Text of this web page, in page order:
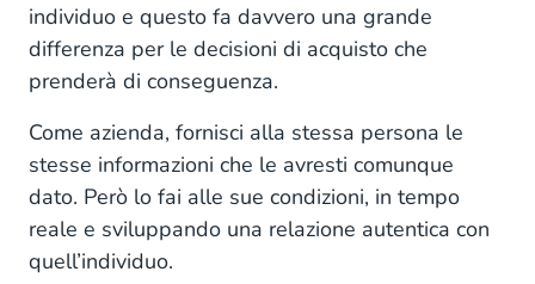
individuo e questo fa davvero una grande
differenza per le decisioni di acquisto che
prenderà di conseguenza.
Come azienda, fornisci alla stessa persona le
stesse informazioni che le avresti comunque
dato. Però lo fai alle sue condizioni, in tempo
reale e sviluppando una relazione autentica con
quell’individuo.